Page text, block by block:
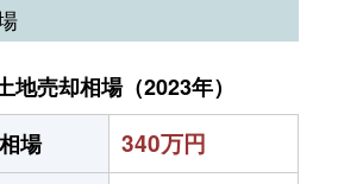
地売却相場（2023年）
場
340万円